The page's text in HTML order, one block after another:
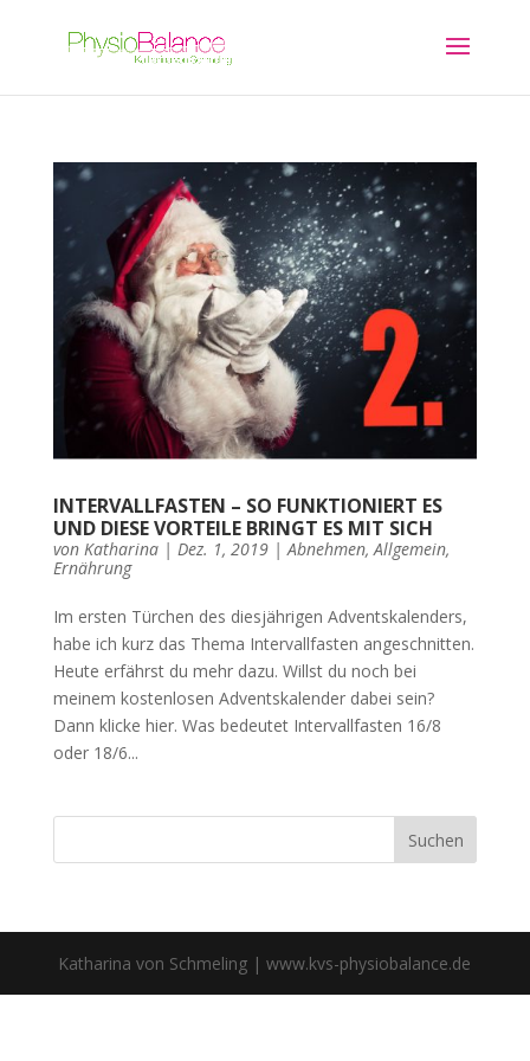
INTERVALLFASTEN – SO FUNKTIONIERT ES
UND DIESE VORTEILE BRINGT ES MIT SICH
von Katharina| Dez. 1, 2019|Abnehmen,Allgemein,
Ernährung
Im ersten Türchen des diesjährigen Adventskalenders,
habe ich kurz das Thema Intervallfasten angeschnitten.
Heute erfährst du mehr dazu. Willst du noch bei
meinem kostenlosen Adventskalender dabei sein?
Dann klicke hier. Was bedeutet Intervallfasten 16/8
oder 18/6...
Katharina von Schmeling | www.kvs-physiobalance.de